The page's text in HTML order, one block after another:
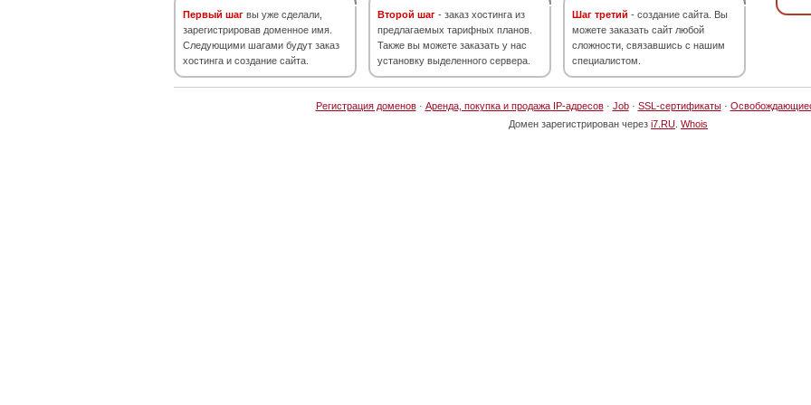
Первый шаг вы уже сделали,
зарегистрировав доменное имя.
Следующими шагами будут заказ
хостинга и создание сайта.
Второй шаг - заказ хостинга из
предлагаемых тарифных планов.
Также вы можете заказать у нас
установку выделенного сервера.
Шаг третий - создание сайта. Вы
можете заказать сайт любой
сложности, связавшись с нашим
специалистом.
Регистрация доменов· Аренда, покупка и продажа IP-адресов· Job· SSL-сертификаты·
Домен зарегистрирован через i7.RU Whois